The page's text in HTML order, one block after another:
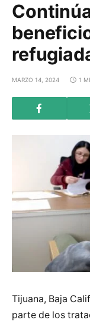
MARZO 14, 2024 1
Tijuana, Baja
parte de los